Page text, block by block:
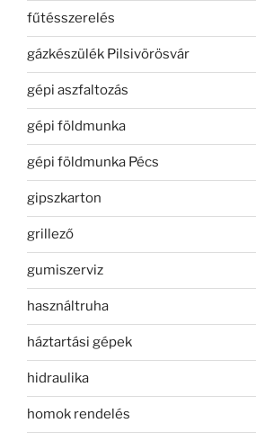
fűtésszerelés
gázkészülék Pilsivörösvár
gépi aszfaltozás
gépi földmunka
gépi földmunka Pécs
gipszkarton
grillező
gumiszerviz
használtruha
háztartási gépek
hidraulika
homok rendelés